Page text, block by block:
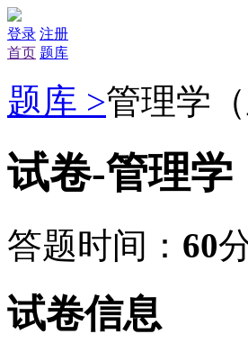
登录 注册
首页 题库
题库 >管理学（
试卷-管理学
答题时间： 60
试卷信息